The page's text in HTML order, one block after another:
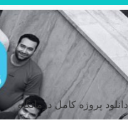
/فضا های خدماتی/بیمارستان
دانلود پروژه کامل درمانگاه